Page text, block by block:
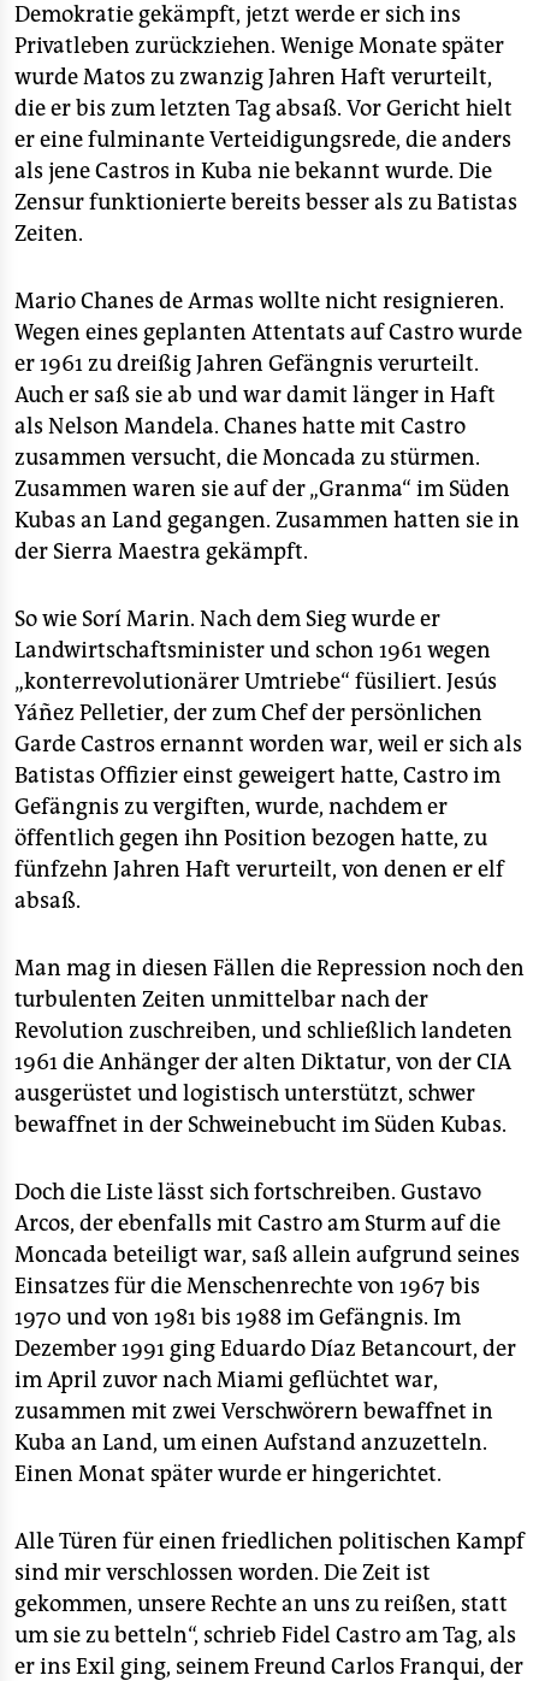
Demokratie gekämpft, jetzt werde er sich ins
Privatleben zurückziehen. Wenige Monate später
wurde Matos zu zwanzig Jahren Haft verurteilt,
die er bis zum letzten Tag absaß. Vor Gericht hielt
er eine fulminante Verteidigungsrede, die anders
als jene Castros in Kuba nie bekannt wurde. Die
Zensur funktionierte bereits besser als zu Batistas
Zeiten.
Mario Chanes de Armas wollte nicht resignieren.
Wegen eines geplanten Attentats auf Castro wurde
er 1961 zu dreißig Jahren Gefängnis verurteilt.
Auch er saß sie ab und war damit länger in Haft
als Nelson Mandela. Chanes hatte mit Castro
zusammen versucht, die Moncada zu stürmen.
Zusammen waren sie auf der „Granma“ im Süden
Kubas an Land gegangen. Zusammen hatten sie in
der Sierra Maestra gekämpft.
So wie Sorí Marin. Nach dem Sieg wurde er
Landwirtschaftsminister und schon 1961 wegen
„konterrevolutionärer Umtriebe“ füsiliert. Jesús
Yáñez Pelletier, der zum Chef der persönlichen
Garde Castros ernannt worden war, weil er sich als
Batistas Offizier einst geweigert hatte, Castro im
Gefängnis zu vergiften, wurde, nachdem er
öffentlich gegen ihn Position bezogen hatte, zu
fünfzehn Jahren Haft verurteilt, von denen er elf
absaß.
Man mag in diesen Fällen die Repression noch den
turbulenten Zeiten unmittelbar nach der
Revolution zuschreiben, und schließlich landeten
1961 die Anhänger der alten Diktatur, von der CIA
ausgerüstet und logistisch unterstützt, schwer
bewaffnet in der Schweinebucht im Süden Kubas.
Doch die Liste lässt sich fortschreiben. Gustavo
Arcos, der ebenfalls mit Castro am Sturm auf die
Moncada beteiligt war, saß allein aufgrund seines
Einsatzes für die Menschenrechte von 1967 bis
1970 und von 1981 bis 1988 im Gefängnis. Im
Dezember 1991 ging Eduardo Díaz Betancourt, der
im April zuvor nach Miami geflüchtet war,
zusammen mit zwei Verschwörern bewaffnet in
Kuba an Land, um einen Aufstand anzuzetteln.
Einen Monat später wurde er hingerichtet.
Alle Türen für einen friedlichen politischen Kampf
sind mir verschlossen worden. Die Zeit ist
gekommen, unsere Rechte an uns zu reißen, statt
um sie zu betteln“, schrieb Fidel Castro am Tag, als
er ins Exil ging, seinem Freund Carlos Franqui, der